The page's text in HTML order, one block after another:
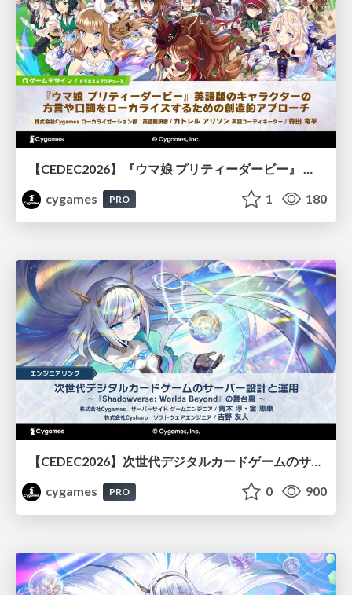
cygames
PRO 1 180
【CEDEC2026】次世代デジタルカードゲームのサーバー設計と運用 〜『Shadowverse: Worlds Beyond』の舞台裏～
cygames
PRO 0 900